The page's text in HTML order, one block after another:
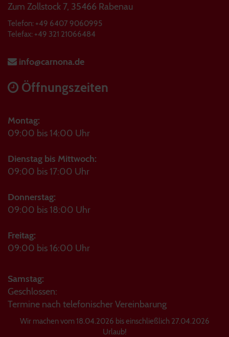
Zum Zollstock 7, 35466 Rabenau
Telefon: +49 6407 9060995
Telefax: +49 321 21066484
info@carnona.de
Öffnungszeiten
Montag:
09:00 bis 14:00 Uhr
Dienstag bis Mittwoch:
09:00 bis 17:00 Uhr
Donnerstag:
09:00 bis 18:00 Uhr
Freitag:
09:00 bis 16:00 Uhr
Samstag:
Geschlossen:
Termine nach telefonischer Vereinbarung
Wir machen vom 18.04.2026 bis einschließlich 27.04.2026
Urlaub!